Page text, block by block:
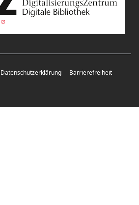
Datenschutzerklärung Barrierefreiheit